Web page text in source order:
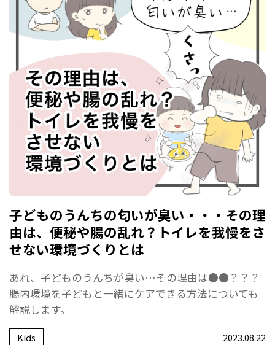
子どものうんちの匂いが臭い・・・その理
由は、便秘や腸の乱れ？トイレを我慢をさ
せない環境づくりとは
あれ、子どものうんちが臭い…その理由は●●？？？
腸内環境を子どもと一緒にケアできる方法についても
解説します。
Kids 2023.08.22